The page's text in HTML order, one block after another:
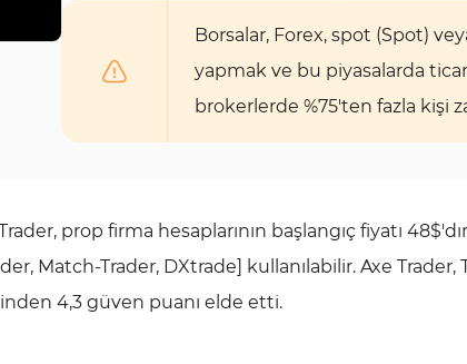
Borsalar, Forex, spot (Spot)
yapmak ve bu piyasalarda
brokerlerde %75'ten fazla kişi
prop firma hesaplarının başlangıç ​​fiyatı
Match-Trader, DXtrade] kullanılabilir. Axe
4,3 güven puanı elde etti.